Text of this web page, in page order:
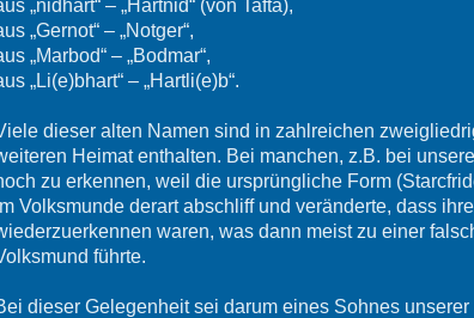
„nidhart“ – „Hartnid“ (von Tafta),
„Gernot“ – „Notger“,
„Marbod“ – „Bodmar“,
„Li(e)bhart“ – „Hartli(e)b“.
dieser alten Namen sind in zahlreichen
Heimat enthalten. Bei manchen, z.B. bei
zu erkennen, weil die ursprüngliche Form
Volksmunde derart abschliff und veränderte, dass
waren, was dann meist zu einer
führte.
dieser Gelegenheit sei darum eines Sohnes